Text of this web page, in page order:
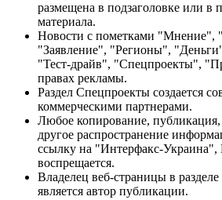
размещена в подзаголовке или в
материала.
Новости с пометками "Мнение",
"Заявление", "Регионы",
"Тест-драйв", "Спецпроекты",
правах рекламы.
Раздел Спецпроекты создается
коммерческими партнерами.
Любое копирование,
другое распространение
ссылку на "Интерфакс-Украина",
воспрещается.
Владелец веб-страницы в
является автор публикации.